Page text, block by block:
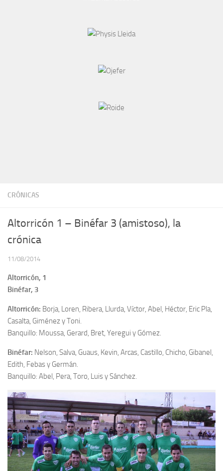
CRÓNICAS
Altorricón 1 – Binéfar 3 (amistoso), la
crónica
11/08/2014
Altorricón, 1
Binéfar, 3
Altorricón: Borja, Loren, Ribera, Llurda, Víctor, Abel, Héctor, Eric Pla,
Casalta, Giménez y Toni.
Banquillo: Moussa, Gerard, Bret, Yeregui y Gómez.
Binéfar: Nelson, Salva, Guaus, Kevin, Arcas, Castillo, Chicho, Gibanel,
Edith, Febas y Germán.
Banquillo: Abel, Pera, Toro, Luis y Sánchez.